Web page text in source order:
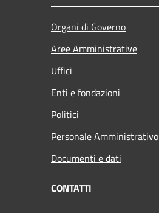
Organi di Governo
Aree Amministrative
Uffici
Enti e fondazioni
Politici
Personale Amministrativo
Documenti e dati
CONTATTI